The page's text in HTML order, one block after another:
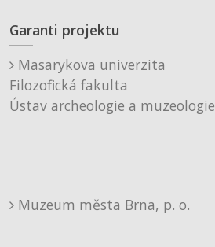
Garanti projektu
Masarykova univerzita
Filozofická fakulta
Ústav archeologie a muzeologie
Muzeum města Brna, p. o.